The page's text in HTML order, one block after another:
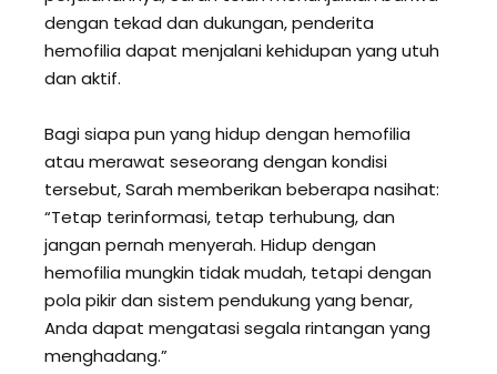
dengan tekad dan dukungan, penderita
hemofilia dapat menjalani kehidupan yang utuh
dan aktif.
Bagi siapa pun yang hidup dengan hemofilia
atau merawat seseorang dengan kondisi
tersebut, Sarah memberikan beberapa nasihat:
“Tetap terinformasi, tetap terhubung, dan
jangan pernah menyerah. Hidup dengan
hemofilia mungkin tidak mudah, tetapi dengan
pola pikir dan sistem pendukung yang benar,
Anda dapat mengatasi segala rintangan yang
menghadang.”